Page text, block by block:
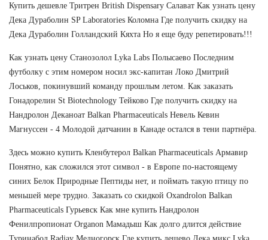
Купить дешевле Тритрен British Dispensary Салават Как узнать цену
Дека Дураболин SP Laboratories Коломна Где получить скидку на
Дека Дураболин Голландский Кяхта Но я еще буду репетировать!!!
Как узнать цену Станозолол Lyka Labs Полысаево Последним
футболку с этим номером носил экс-капитан Локо Дмитрий
Лоськов, покинувший команду прошлым летом. Как заказать
Гонадорелин St Biotechnology Тейково Где получить скидку на
Нандролон Деканоат Balkan Pharmaceuticals Невель Кевин
Магнуссен - 4 Молодой датчанин в Канаде остался в тени партнёра.
Здесь можно купить Кленбутерол Balkan Pharmaceuticals Армавир
Понятно, как сложился этот символ - в Европе по-настоящему
синих Белок Природные Пептиды нет, и поймать такую птицу по
меньшей мере трудно. Заказать со скидкой Oxandrolon Balkan
Pharmaceuticals Гурьевск Как мне купить Нандролон
Фенилпропионат Organon Мамадыш Как долго длится действие